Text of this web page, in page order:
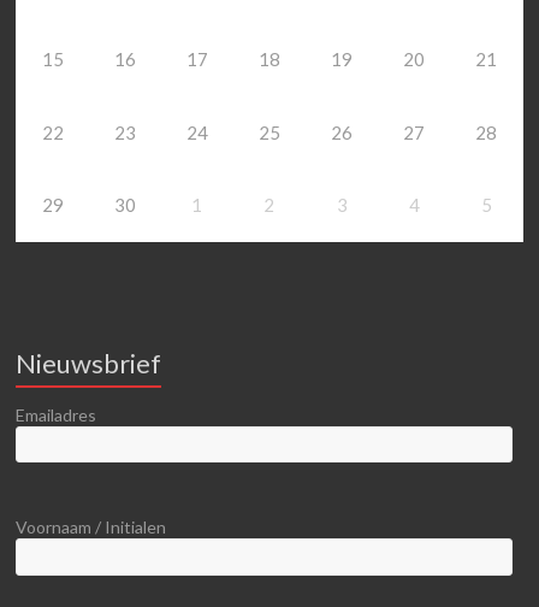
15 16 17 18 19 20 21
22 23 24 25 26 27 28
29 30 1 2 3 4 5
Nieuwsbrief
Emailadres
Voornaam / Initialen